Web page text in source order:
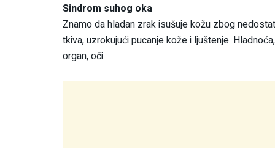
Sindrom suhog oka
Znamo da hladan zrak isušuje kožu zbog
tkiva, uzrokujući pucanje kože i ljuštenje.
organ, oči.